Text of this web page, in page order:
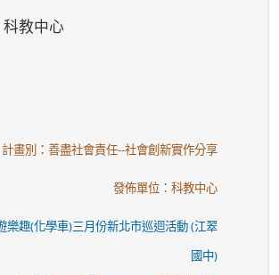
教中心
計畫別：善盡社會責任--社會創新實作分享
發佈單位：科教中心
樂趣(化學車)三月份新北市巡迴活動 (江翠
國中)